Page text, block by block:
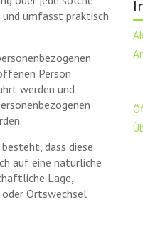
umfasst praktisch
Person
werden und
dass diese
auf eine natürliche
Lage,
Ortswechsel